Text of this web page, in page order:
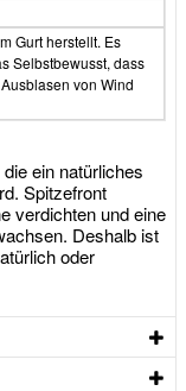
Gurt herstellt. Es
Selbstbewusst, dass
von Wind
ein natürliches
Spitzefront
verdichten und eine
Deshalb ist
oder